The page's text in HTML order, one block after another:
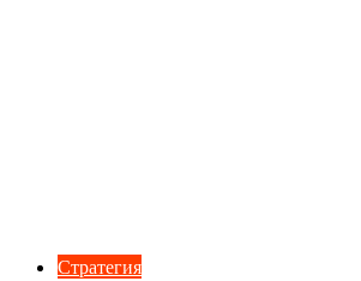
Стратегия